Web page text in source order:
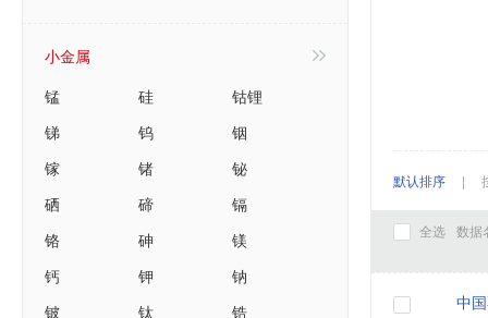
小金属
锰
硅
钴锂
锑
钨
铟
镓
锗
铋
硒
碲
镉
铬
砷
镁
钙
钾
钠
铍
钛
锆
默认排序 |
全选 数据
中